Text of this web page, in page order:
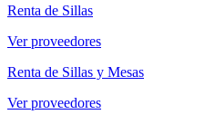
Renta de Sillas
Ver proveedores
Renta de Sillas y Mesas
Ver proveedores